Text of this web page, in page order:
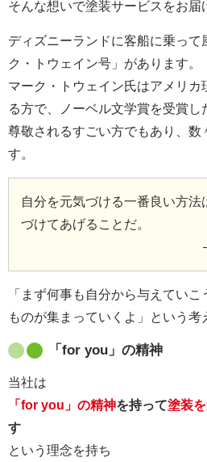
そんな想いで塗装サービスをお届
ディズニーランドに客船に乗って
ク・トウェイン号」があります。
マーク・トウェイン氏はアメリ
る方で、ノーベル文学賞を受賞し
尊敬されるすごい方でもあり、数
す。
自分を元気づける一番良い方
づけてあげることだ。
「まず何事も自分から与えてい
ものが集まっていくよ」という考
「for you」の精神
当社は
「for you」の精神を持って塗装
す
という理念を持ち